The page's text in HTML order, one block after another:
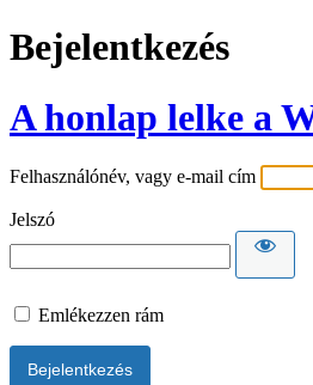
Bejelentkezés
A honlap lelke a
Felhasználónév, vagy e-mail cím
Jelszó
Emlékezzen rám